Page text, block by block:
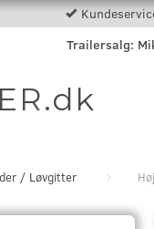
Trailersalg:
/ Løvgitter